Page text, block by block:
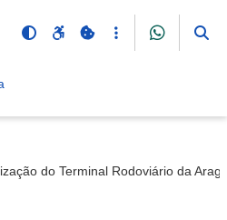
do Terminal Rodoviário da